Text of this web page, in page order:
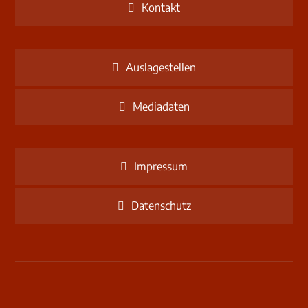
Kontakt
Auslagestellen
Mediadaten
Impressum
Datenschutz